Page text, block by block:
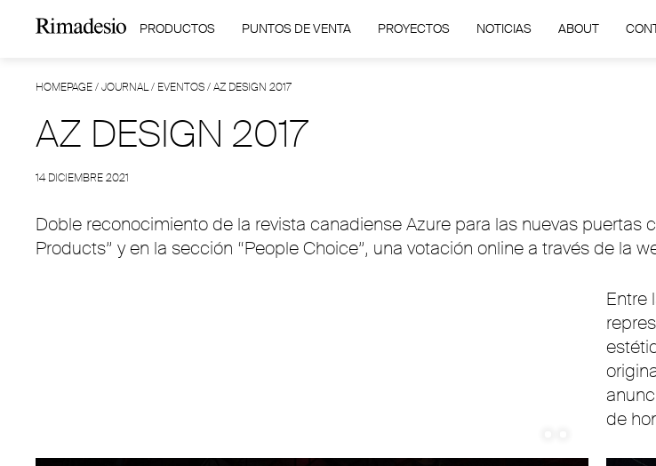
PRODUCTOS PUNTOS DE VENTA PROYECTOS NOTICIAS ABOUT
HOMEPAGE/JOURNAL/ EVENTOS/AZ DESIGN 2017
AZ DESIGN 2017
14 DICIEMBRE 2021
Doble reconocimiento de la revista canadiense Azure para las nuevas puertas
Products” y en la sección “People Choice”, una votación online a través de la
Entre
de